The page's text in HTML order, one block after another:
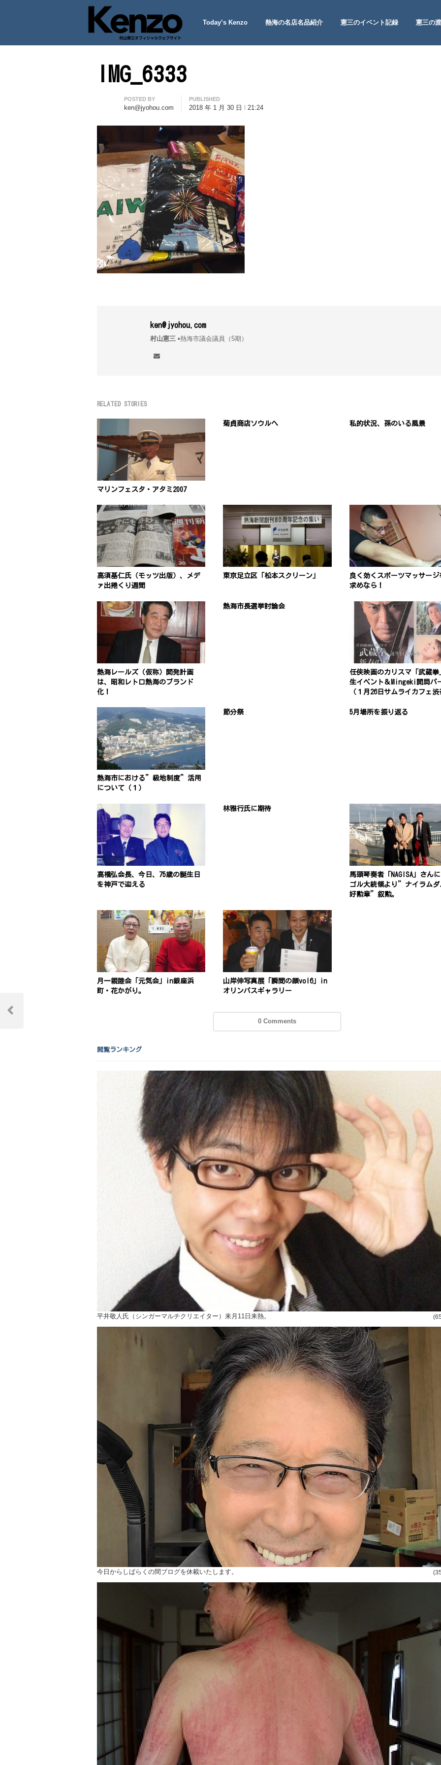
七転八起 – 村山憲三 Official Site
村山憲三ウェブサイト
Today’s Kenzo 熱海の名店名品紹介 憲三のイベント記録 憲三の
IMG_6333
Author
POSTED BY
ken@jyohou.com
PUBLISHED
2018 年 1 月 30 日 21:24
ken@jyohou.com
村山憲三 ▪︎熱海市議会議員（5期）
RELATED STORIES
マリンフェスタ・アタミ2007
菊貞商店ソウルへ 私的状況、孫のいる風景
高須基仁氏（モッツ出版）、メデ
ァ出捲くり週間
東京足立区「松本スクリーン」
良く効くスポーツマッサージ
求めなら！
熱海レールズ（仮称）開発計画
は、昭和レトロ熱海のブランド
化！
熱海市長選挙討論会
任侠映画のカリスマ「武蔵拳
生イベント＆Mingeki開局パ
（１月26日サムライカフェ渋
熱海市における”級地制度”活用
について（１）
節分祭 5月場所を振り返る
高橋弘会長、今日、75歳の誕生日
を神戸で迎える
林雅行氏に期待
馬頭琴奏者「NAGISA」さん
ゴル大統領より”ナイラムダ
好勲章”叙勲。
月一親睦会「元気会」in銀座浜
町・花かがり。
山岸伸写真展「瞬間の顔vol6」in
オリンパスギャラリー
0 Comments
稿
Previous
閲覧ランキング
平井敬人氏（シンガーマルチクリエイター）来月11日来熱。
今日からしばらくの間ブログを休載いたします。